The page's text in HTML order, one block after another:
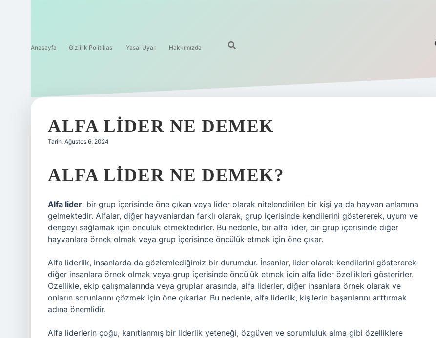
Anasayfa Gizlilik Politikası Yasal Uyarı Hakkımızda
ALFA LIDER NE DEMEK
Tarih: Ağustos 6, 2024
ALFA LIDER NE DEMEK?
Alfa lider, bir grup içerisinde öne çıkan veya lider olarak nitelendirilen bir kişi ya da hayvan anlamına
gelmektedir. Alfalar, diğer hayvanlardan farklı olarak, grup içerisinde kendilerini göstererek, uyum ve
dengeyi sağlamak için öncülük etmektedirler. Bu nedenle, bir alfa lider, bir grup içerisinde diğer
hayvanlara örnek olmak veya grup içerisinde öncülük etmek için öne çıkar.
Alfa liderlik, insanlarda da gözlemlediğimiz bir durumdur. İnsanlar, lider olarak kendilerini göstererek
diğer insanlara örnek olmak veya grup içerisinde öncülük etmek için alfa lider özellikleri gösterirler.
Özellikle, ekip çalışmalarında veya gruplar arasında, alfa liderler, diğer insanlara örnek olarak ve
onların sorunlarını çözmek için öne çıkarlar. Bu nedenle, alfa liderlik, kişilerin başarılarını arttırmak
adına önemlidir.
Alfa liderlerin çoğu, kanıtlanmış bir liderlik yeteneği, özgüven ve sorumluluk alma gibi özelliklere